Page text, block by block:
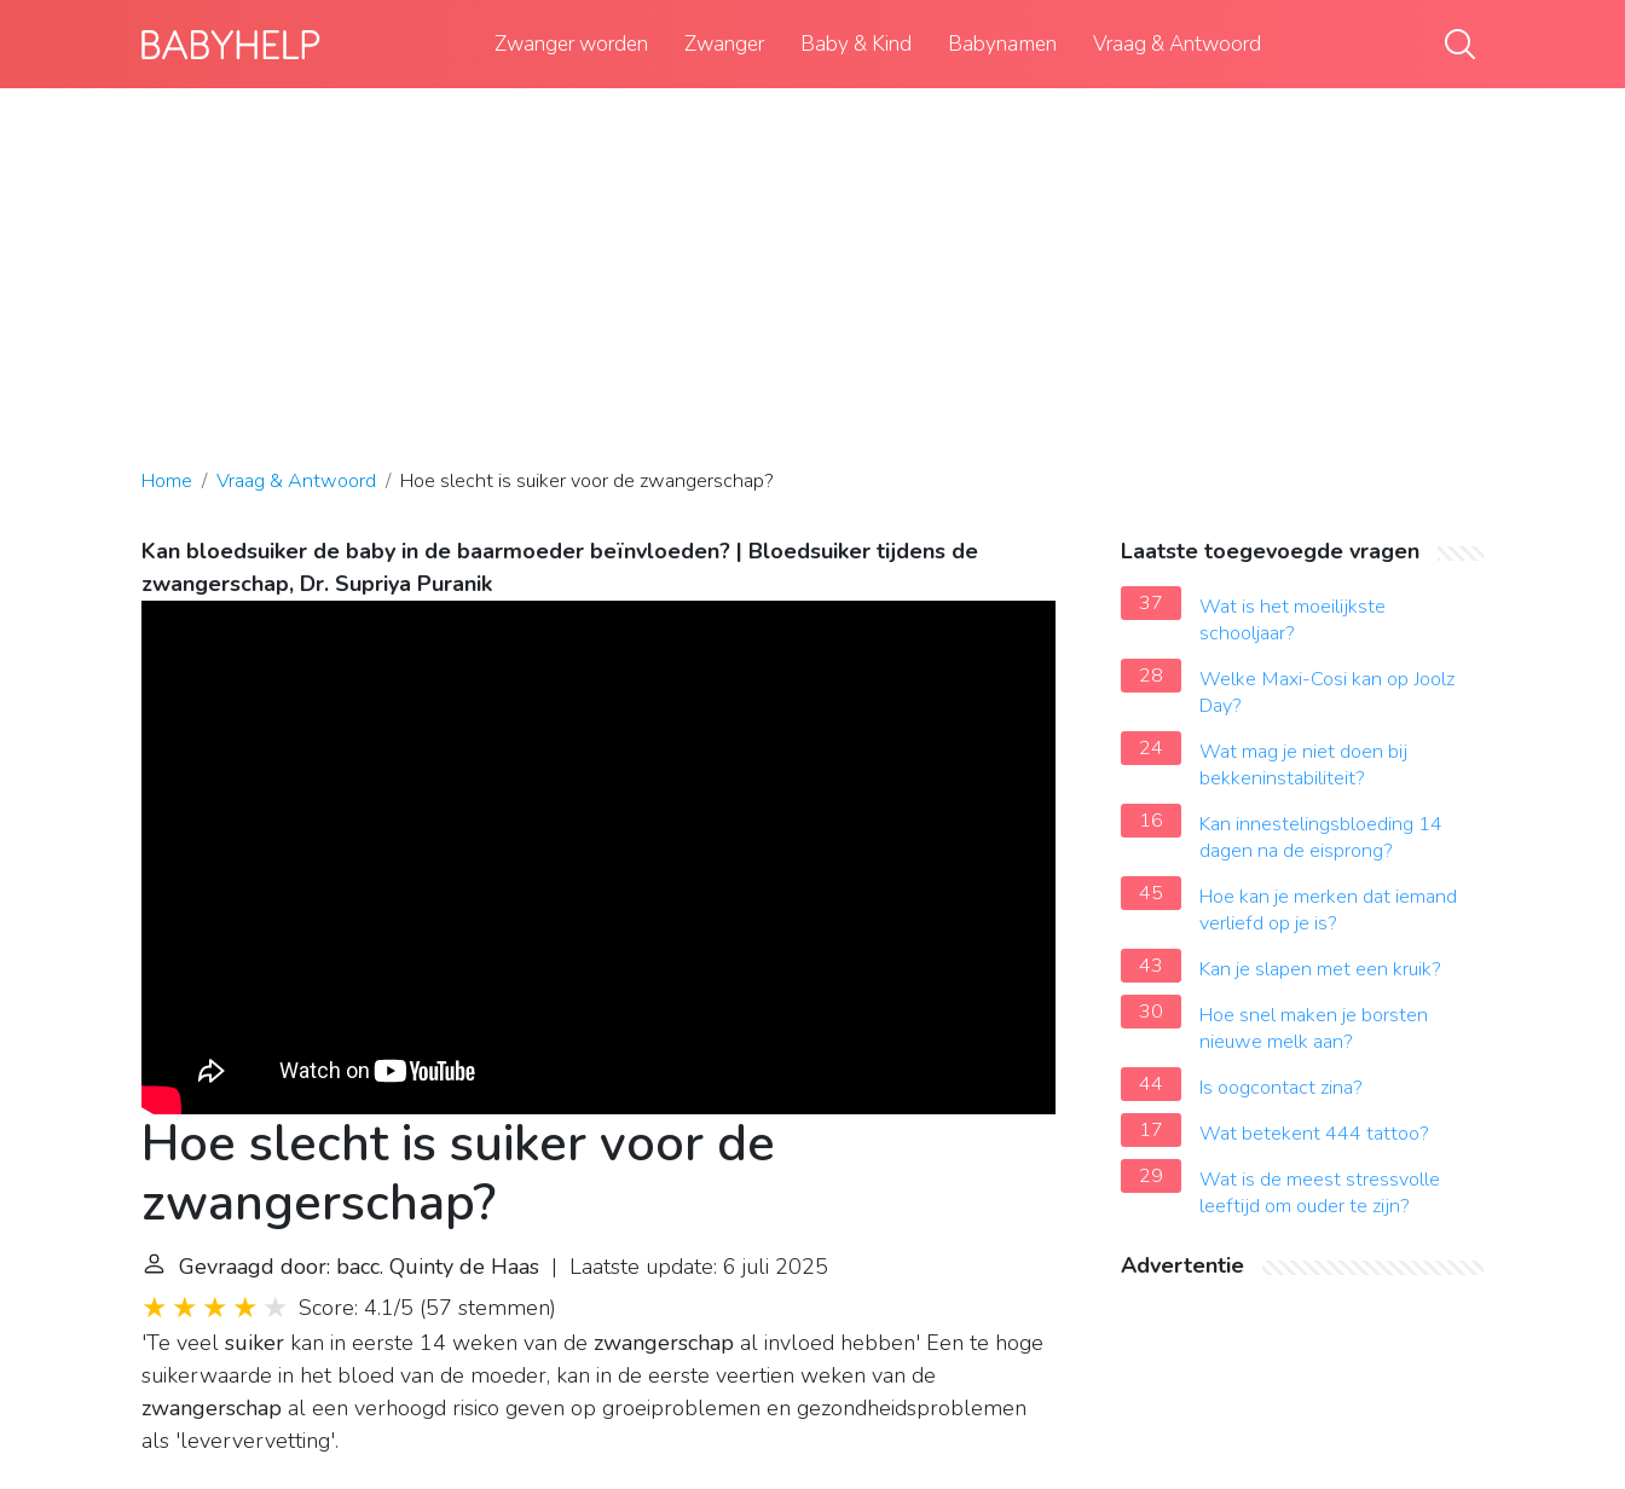
Zwanger worden Zwanger Baby & Kind Babynamen Vraag & Antwoord
Home Vraag & Antwoord Hoe slecht is suiker voor de zwangerschap?
Kan bloedsuiker de baby in de baarmoeder beïnvloeden? | Bloedsuiker tijdens de
zwangerschap, Dr. Supriya Puranik
Hoe slecht is suiker voor de
zwangerschap?
Gevraagd door: bacc. Quinty de Haas | Laatste update: 6 juli 2025
Score: 4.1/5 (57 stemmen)
'Te veel suiker kan in eerste 14 weken van de zwangerschap al invloed hebben' Een te hoge
suikerwaarde in het bloed van de moeder, kan in de eerste veertien weken van de
zwangerschap al een verhoogd risico geven op groeiproblemen en gezondheidsproblemen
als 'leververvetting'.
Laatste toegevoegde vragen
37
Wat is het moeilijkste
schooljaar?
28
Welke Maxi-Cosi kan op Joolz
Day?
24
Wat mag je niet doen bij
bekkeninstabiliteit?
16
Kan innestelingsbloeding 14
dagen na de eisprong?
45
Hoe kan je merken dat iemand
verliefd op je is?
43
Kan je slapen met een kruik?
30
Hoe snel maken je borsten
nieuwe melk aan?
44
Is oogcontact zina?
17
Wat betekent 444 tattoo?
29
Wat is de meest stressvolle
leeftijd om ouder te zijn?
Advertentie